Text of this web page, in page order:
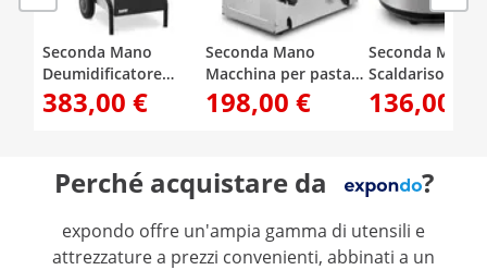
Seconda Mano
Deumidificatore
elettrico
professionale - 50
383,00 €
Seconda Mano
Macchina per pasta
elettrica - 26 cm -
spessore della pasta
198,00 €
Seconda Mano
Scaldariso - 26
impostazione
della
136,00 €
Perché acquistare da ?
expondo offre un'ampia gamma di utensili e
attrezzature a prezzi convenienti, abbinati a un